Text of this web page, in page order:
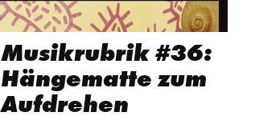
Musikrubrik #36:
Hängematte zum
Aufdrehen